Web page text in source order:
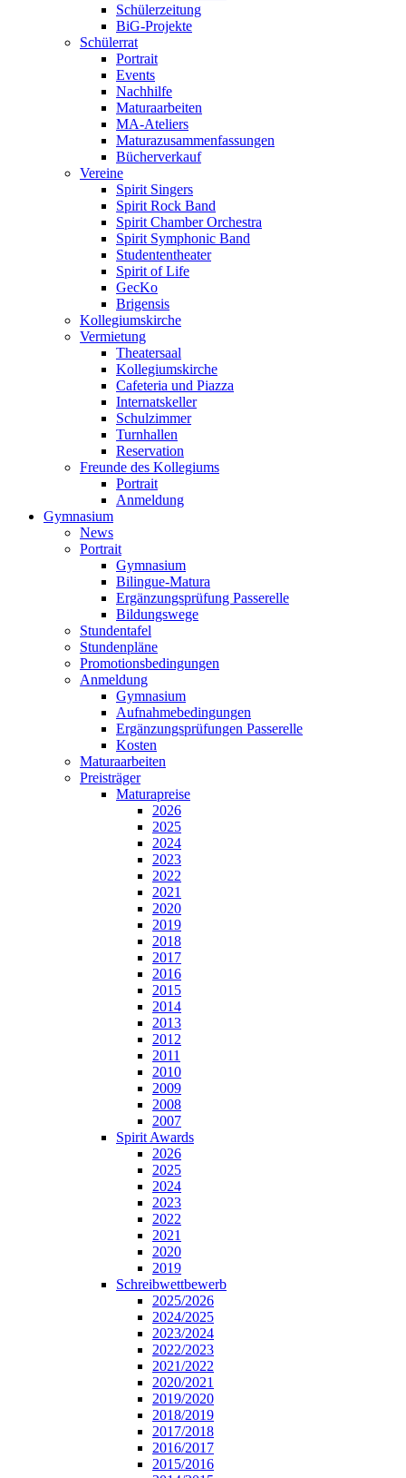
Schülerzeitung
BiG-Projekte
Schülerrat
Portrait
Events
Nachhilfe
Maturaarbeiten
MA-Ateliers
Maturazusammenfassungen
Bücherverkauf
Vereine
Spirit Singers
Spirit Rock Band
Spirit Chamber Orchestra
Spirit Symphonic Band
Studententheater
Spirit of Life
GecKo
Brigensis
Kollegiumskirche
Vermietung
Theatersaal
Kollegiumskirche
Cafeteria und Piazza
Internatskeller
Schulzimmer
Turnhallen
Reservation
Freunde des Kollegiums
Portrait
Anmeldung
Gymnasium
News
Portrait
Gymnasium
Bilingue-Matura
Ergänzungsprüfung Passerelle
Bildungswege
Stundentafel
Stundenpläne
Promotionsbedingungen
Anmeldung
Gymnasium
Aufnahmebedingungen
Ergänzungsprüfungen Passerelle
Kosten
Maturaarbeiten
Preisträger
Maturapreise
2026
2025
2024
2023
2022
2021
2020
2019
2018
2017
2016
2015
2014
2013
2012
2011
2010
2009
2008
2007
Spirit Awards
2026
2025
2024
2023
2022
2021
2020
2019
Schreibwettbewerb
2025/2026
2024/2025
2023/2024
2022/2023
2021/2022
2020/2021
2019/2020
2018/2019
2017/2018
2016/2017
2015/2016